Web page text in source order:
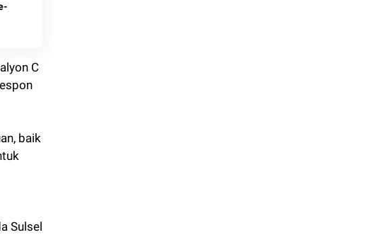
C
baik
Sulsel